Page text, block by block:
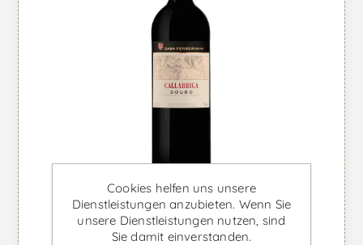
Cookies helfen uns unsere
Dienstleistungen anzubieten. Wenn Sie
unsere Dienstleistungen nutzen, sind
Sie damit einverstanden.